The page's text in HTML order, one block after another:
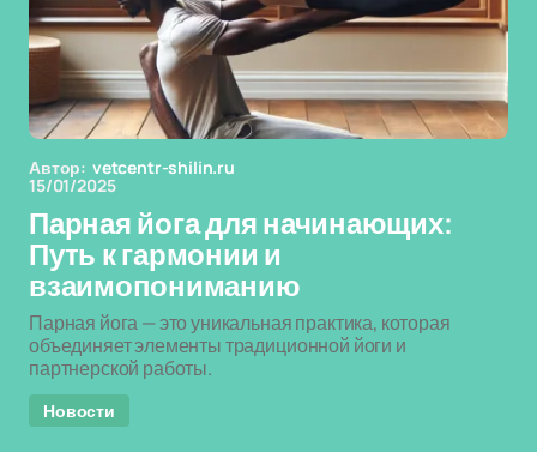
Автор: vetcentr-shilin.ru
15/01/2025
Парная йога для начинающих:
Путь к гармонии и
взаимопониманию
Парная йога — это уникальная практика, которая
объединяет элементы традиционной йоги и
партнерской работы.
Новости